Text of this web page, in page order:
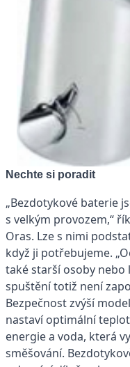
Nechte si poradit
„Bezdotykové baterie
s velkým provozem,“
Oras. Lze s nimi
když ji potřebujeme.
také starší osoby
spuštění totiž není
Bezpečnost zvýší
nastaví optimální
energie a voda, která
směšování.